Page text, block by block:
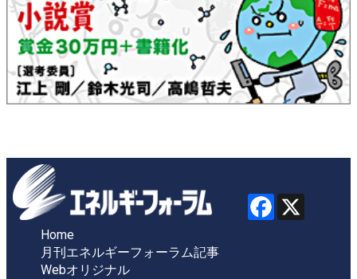
Home
月刊エネルギーフォーラム記事
Webオリジナル